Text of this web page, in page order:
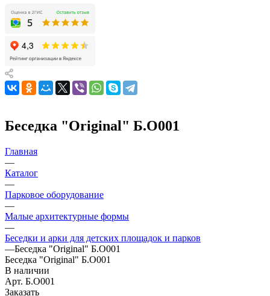
Беседка "Original" Б.О001
Главная
—
Каталог
—
Парковое оборудование
—
Малые архитектурные формы
—
Беседки и арки для детских площадок и парков
—Беседка "Original" Б.О001
Беседка "Original" Б.О001
В наличии
Арт. Б.О001
Заказать